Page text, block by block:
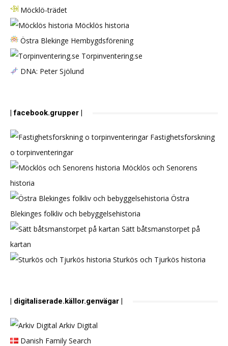
Möcklö-trädet
Möcklös historia
Östra Blekinge Hembygdsförening
Torpinventering.se
DNA: Peter Sjölund
| facebook.grupper |
Fastighetsforskning
o torpinventeringar
Möcklös och Senorens
historia
Östra
Blekinges folkliv och bebyggelsehistoria
Sätt båtsmanstorpet på
kartan
Sturkös och Tjurkös historia
| digitaliserade.källor.genvägar |
Arkiv Digital
Danish Family Search